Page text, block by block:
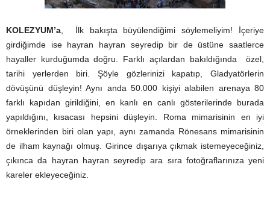
KOLEZYUM’a , İlk bakışta büyülendiğimi söylemeliyim! İçeriye
girdiğimde ise hayran hayran seyredip bir de üstüne saatlerce
hayaller kurduğumda doğru. Farklı açılardan bakıldığında özel,
tarihi yerlerden biri. Şöyle gözlerinizi kapatıp, Gladyatörlerin
dövüşünü düşleyin! Aynı anda 50.000 kişiyi alabilen arenaya 80
farklı kapıdan girildiğini, en kanlı en canlı gösterilerinde burada
yapıldığını, kısacası hepsini düşleyin. Roma mimarisinin en iyi
örneklerinden biri olan yapı, aynı zamanda Rönesans mimarisinin
de ilham kaynağı olmuş. Girince dışarıya çıkmak istemeyeceğiniz,
çıkınca da hayran hayran seyredip ara sıra fotoğraflarınıza yeni
kareler ekleyeceğiniz.